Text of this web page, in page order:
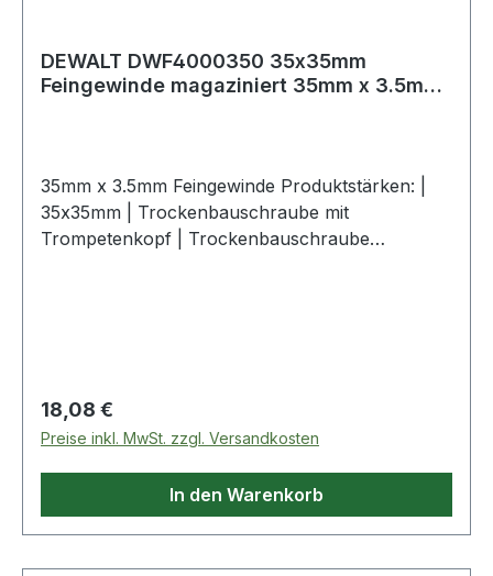
DEWALT DWF4000350 35x35mm
Feingewinde magaziniert 35mm x 3.5mm
35mm x 3.5mm Feingewinde Produktstärken: |
35x35mm | Trockenbauschraube mit
Trompetenkopf | Trockenbauschraube
Streifen, für einfache Installation und zur
Vermeidung von Schraubenverklemmung
Garantieumfang: | Keine DEWALT Garantie
Weitere Produkte im Bereich
Regulärer Preis:
18,08 €
Preise inkl. MwSt. zzgl. Versandkosten
In den Warenkorb